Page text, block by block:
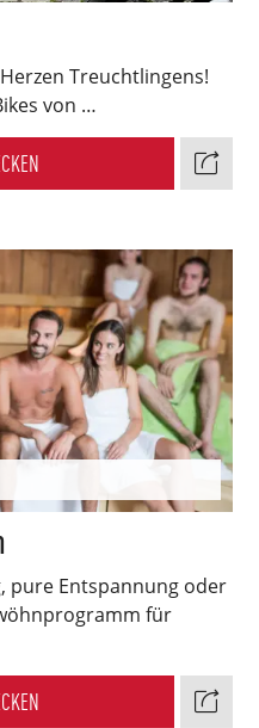
Treuchtlingens!
von …
pure Entspannung oder
für